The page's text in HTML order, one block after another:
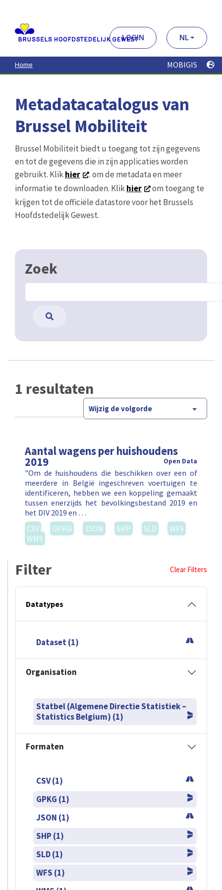
contenu
principal
LOGIN NL
Home MOBIGIS
Metadatacatalogus van
Brussel Mobiliteit
Brussel Mobiliteit biedt u toegang tot zijn gegevens
en tot de gegevens die in zijn applicaties worden
gebruikt. Klikhier
. om de metadata en meer
informatie te downloaden. Klikhier
om toegang te
krijgen tot de officiële datastore voor het Brussels
Hoofdstedelijk Gewest.
Zoek
1 resultaten
Wijzig de volgorde
Aantal wagens per huishoudens
2019 Open Data
"Om de huishoudens die beschikken over een of
meerdere in België ingeschreven voertuigen te
identificeren, hebben we een koppeling gemaakt
tussen enerzijds het bevolkingsbestand 2019 en
het DIV 2019 en …
CSV
GPKG JSON SHP SLD
WFS
WMS
Filter Clear Filters
Datatypes
Dataset (1)
Organisation
Statbel (Algemene Directie Statistiek –
Statistics Belgium) (1)
Formaten
CSV (1)
GPKG (1)
JSON (1)
SHP (1)
SLD (1)
WFS (1)